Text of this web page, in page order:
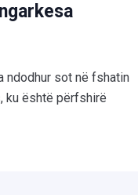
ndodhur sot në fshatin
ku është përfshirë